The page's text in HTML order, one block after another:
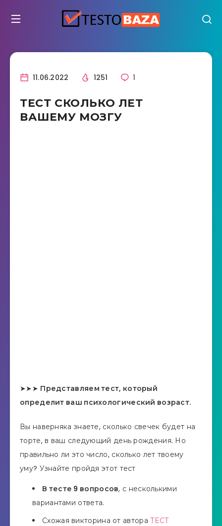
11.06.2022 1251 1
ТЕСТ СКОЛЬКО ЛЕТ
ВАШЕМУ МОЗГУ
➤➤➤ Представляем тест, который
определит ваш психологический возраст.
Вы наверняка знаете, сколько свечек будет на
торте, в ваш следующий день рождения. Но
правильно ли это число, сколько лет твоему
уму? Узнайте пройдя этот тест
В тесте 9 вопросов, с несколькими
вариантами ответа.
Схожая викторина от автораТЕСТ